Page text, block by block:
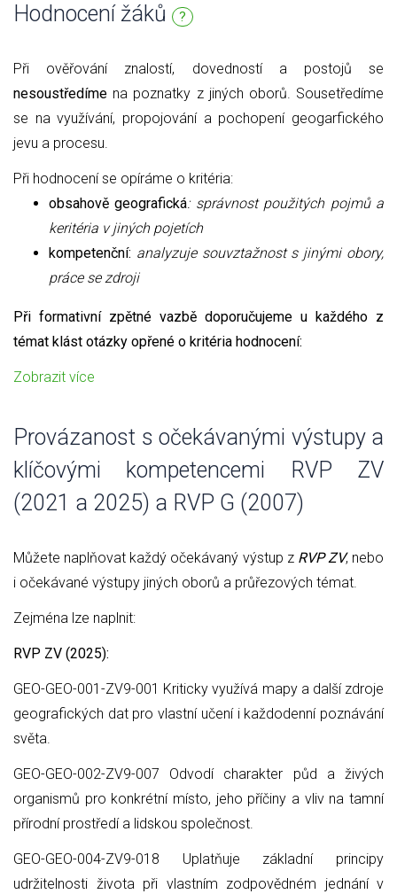
Hodnocení žáků ?
Při ověřování znalostí, dovedností a postojů se
nesoustředíme na poznatky z jiných oborů. Sousetředíme
se na využívání, propojování a pochopení geogarfického
jevu a procesu.
Při hodnocení se opíráme o kritéria:
obsahově geografická: správnost použitých pojmů a
keritéria v jiných pojetích
kompetenční: analyzuje souvztažnost s jinými obory,
práce se zdroji
Při formativní zpětné vazbě doporučujeme u každého z
témat klást otázky opřené o kritéria hodnocení:
Zobrazit více
Provázanost s očekávanými výstupy a
klíčovými kompetencemi RVP ZV
(2021 a 2025) a RVP G (2007)
Můžete naplňovat každý očekávaný výstup z RVP ZV, nebo
i očekávané výstupy jiných oborů a průřezových témat.
Zejména lze naplnit:
RVP ZV (2025):
GEO-GEO-001-ZV9-001 Kriticky využívá mapy a další zdroje
geografických dat pro vlastní učení i každodenní poznávání
světa.
GEO-GEO-002-ZV9-007 Odvodí charakter půd a živých
organismů pro konkrétní místo, jeho příčiny a vliv na tamní
přírodní prostředí a lidskou společnost.
GEO-GEO-004-ZV9-018 Uplatňuje základní principy
udržitelnosti života při vlastním zodpovědném jednání v